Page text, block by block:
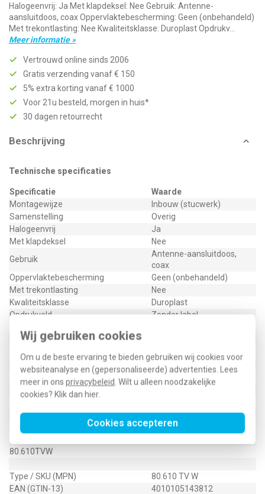
Wij gebruiken cookies
Om u de beste ervaring te bieden gebruiken wij cookies voor
websiteanalyse en (gepersonaliseerde) advertenties. Lees
meer in ons privacybeleid. Wilt u alleen noodzakelijke
cookies? Klik dan hier.
Cookies accepteren
Halogeenvrij: Ja Met klapdeksel: Nee Gebruik: Antenne-
aansluitdoos, coax Oppervlaktebescherming: Geen (onbehandeld)
Met trekontlasting: Nee Kwaliteitsklasse: Duroplast Opdrukv...
Meer informatie »
Vertrouwd online sinds 2006
Gratis verzending vanaf € 150
5% extra korting vanaf € 1000
Voor 21u besteld, morgen in huis*
30 dagen retourrecht
Beschrijving
Technische specificaties
Specificatie
Waarde
Montagewijze
Inbouw (stucwerk)
Samenstelling
Overig
Halogeenvrij
Ja
Met klapdeksel
Nee
Gebruik
Antenne-aansluitdoos,
coax
Oppervlaktebescherming
Geen (onbehandeld)
Met trekontlasting
Nee
Kwaliteitsklasse
Duroplast
Opdrukveld
Zonder label
Bevestigingswijze
Kroonsteen
Nee
RAL-nummer (vergelijkbaar)
1013
Met stofbescherming
Nee
Met opdruk
Uitvoering oppervlakte
Glanzend
Geschikt voor beschermingsgraad
IP20
80.610TVW
Type / SKU (MPN)
80.610 TV W
EAN (GTIN-13)
4010105143812